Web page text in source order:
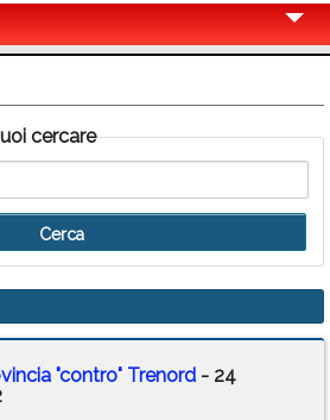
cercare
a "contro" Trenord - 24